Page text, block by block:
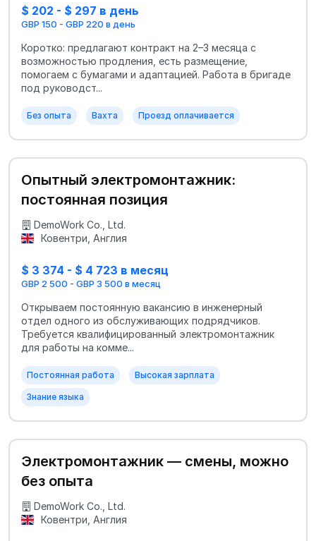
$ 202 - $ 297 в день
GBP 150 - GBP 220 в день
Коротко: предлагают контракт на 2–3 месяца с
возможностью продления, есть размещение,
помогаем с бумагами и адаптацией. Работа в бригаде
под руководст...
Без опыта Вахта Проезд оплачивается
Опытный электромонтажник:
постоянная позиция
DemoWork Co., Ltd.
Ковентри, Англия
$ 3 374 - $ 4 723 в месяц
GBP 2 500 - GBP 3 500 в месяц
Открываем постоянную вакансию в инженерный
отдел одного из обслуживающих подрядчиков.
Требуется квалифицированный электромонтажник
для работы на комме...
Постоянная работа Высокая зарплата
Знание языка
Электромонтажник — смены, можно
без опыта
DemoWork Co., Ltd.
Ковентри, Англия